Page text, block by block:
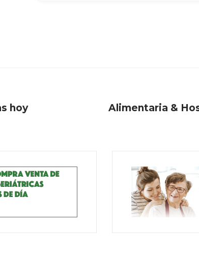
hoy
Alimentaria &